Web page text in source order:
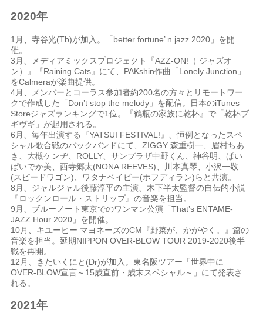
2020年
1 月、寺谷光(Tb)が加入。 「 better fortune’ n jazz 2020 」を開
催。
3 月、メディアミックスプロジェクト『AZZ-ON! （ ジャズオ
ン）』『Raining Cats』にて、 PAKshin作曲「 Lonely Junction 」
をCalmeraが楽曲提供。
4月、メンバーとコーラス参加者約200名の方々とリモートワー
クで作成した「 Don’t stop the melody 」を配信。日本のiTunes
Storeジャズランキングで1位。『鶴瓶の家族に乾杯』で「乾杯ブ
ギヴギ」が起用される。
6 月、毎年出演する『YATSUI FESTIVAL! 』、恒例となったスペ
シャル歌合戦のバックバンドにて、ZIGGY森重樹一、眉村ちあ
き、大槻ケンヂ、 ROLLY 、サンプラザ中野くん、神谷明、ぱい
ぱいでか美、西寺郷太(NONA REEVES) 、川本真琴、小沢一敬
(スピードワゴン) 、ワタナベイビー(ホフディラン)らと共演。
8 月、ジャルジャル後藤淳平の主演、木下半太監督の自伝的小説
『ロックンロール・ストリップ』の音楽を担当。
9 月、ブルーノート東京でのワンマン公演「That’s ENTAME-
JAZZ Hour 2020 」を開催。
10月、キユーピー マヨネーズのCM 『野菜が、かがやく。』篇の
音楽を担当。延期NIPPON OVER-BLOW TOUR 2019-2020後半
戦を再開。
12 月、きたいくにと (Dr)が加入。東名阪ツアー「世界中に
OVER-BLOW宣言～ 15歳直前・歳末スペシャル～」にて発表さ
れる。
2021年